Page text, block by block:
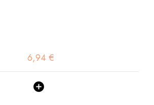
6,94 €